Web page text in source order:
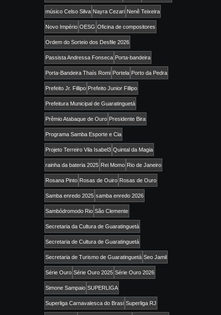
músico Celso Silva Nayra Cezari Nenê Teixeira
Novo Império OESG Oficina de compositores
Ordem do Sorteio dos Desfile 2026
Passista Andressa Fonseca Porta-bandeira
Porta-Bandeira Thaís Romi Portela Porto da Pedra
Prefeito Jr. Fillipo Prefeito Junior Fillipo
Prefeitura Municipal de Guaratinguetá
Prêmio Atabaque de Ouro Presidente Bira
Programa Samba Esporte e Cia
Projeto Terreiro Vila Isabel3 Quintal da Magia
rainha da bateria 2025 Rei Momo Rio de Janeiro
Rosana Pinto Rosas de Ouiro Rosas de Ouro
Samba enredo 2025 samba enredo 2026
Sambódromodo Rio São Clemente
Secretaria da Cultura de Guaratinguetá
Secretaria de Cultura de Guaratinguetá
Secretaria de Turismo de Guaratinguetá Seo Jamil
Série Ouro Série Ouro 2025 Série Ouro 2026
Simone Sampaio SUPERLIGA
Superliga Carnavalesca do Brasi Superliga RJ